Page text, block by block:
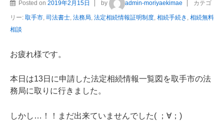
Posted on 2019年2月15日 by admin-moriyaekimae カテゴ
リー: 取手市, 司法書士, 法務局, 法定相続情報証明制度, 相続手続き , 相続無料
相談
お疲れ様です。
本日は13日に申請した法定相続情報一覧図を取手市の法
務局に取りに行きました。
しかし…！！まだ出来ていませんでした( ；∀；)